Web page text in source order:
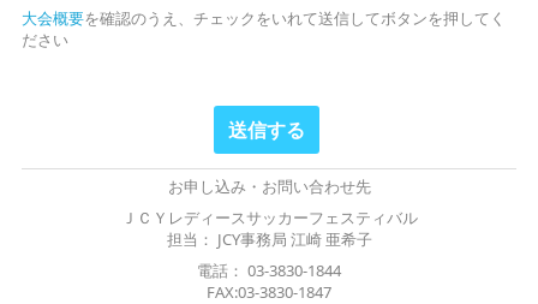
大会概要を確認のうえ、チェックをいれて送信してボタンを押してく
ださい
お申し込み・お問い合わせ先
ＪＣＹレディースサッカーフェスティバル
担当： JCY事務局 江崎 亜希子
電話： 03-3830-1844
FAX:03-3830-1847